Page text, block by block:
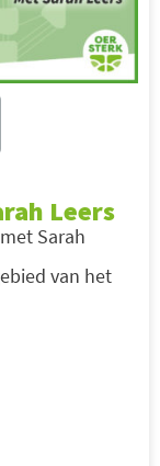
Leers
Sarah
van het